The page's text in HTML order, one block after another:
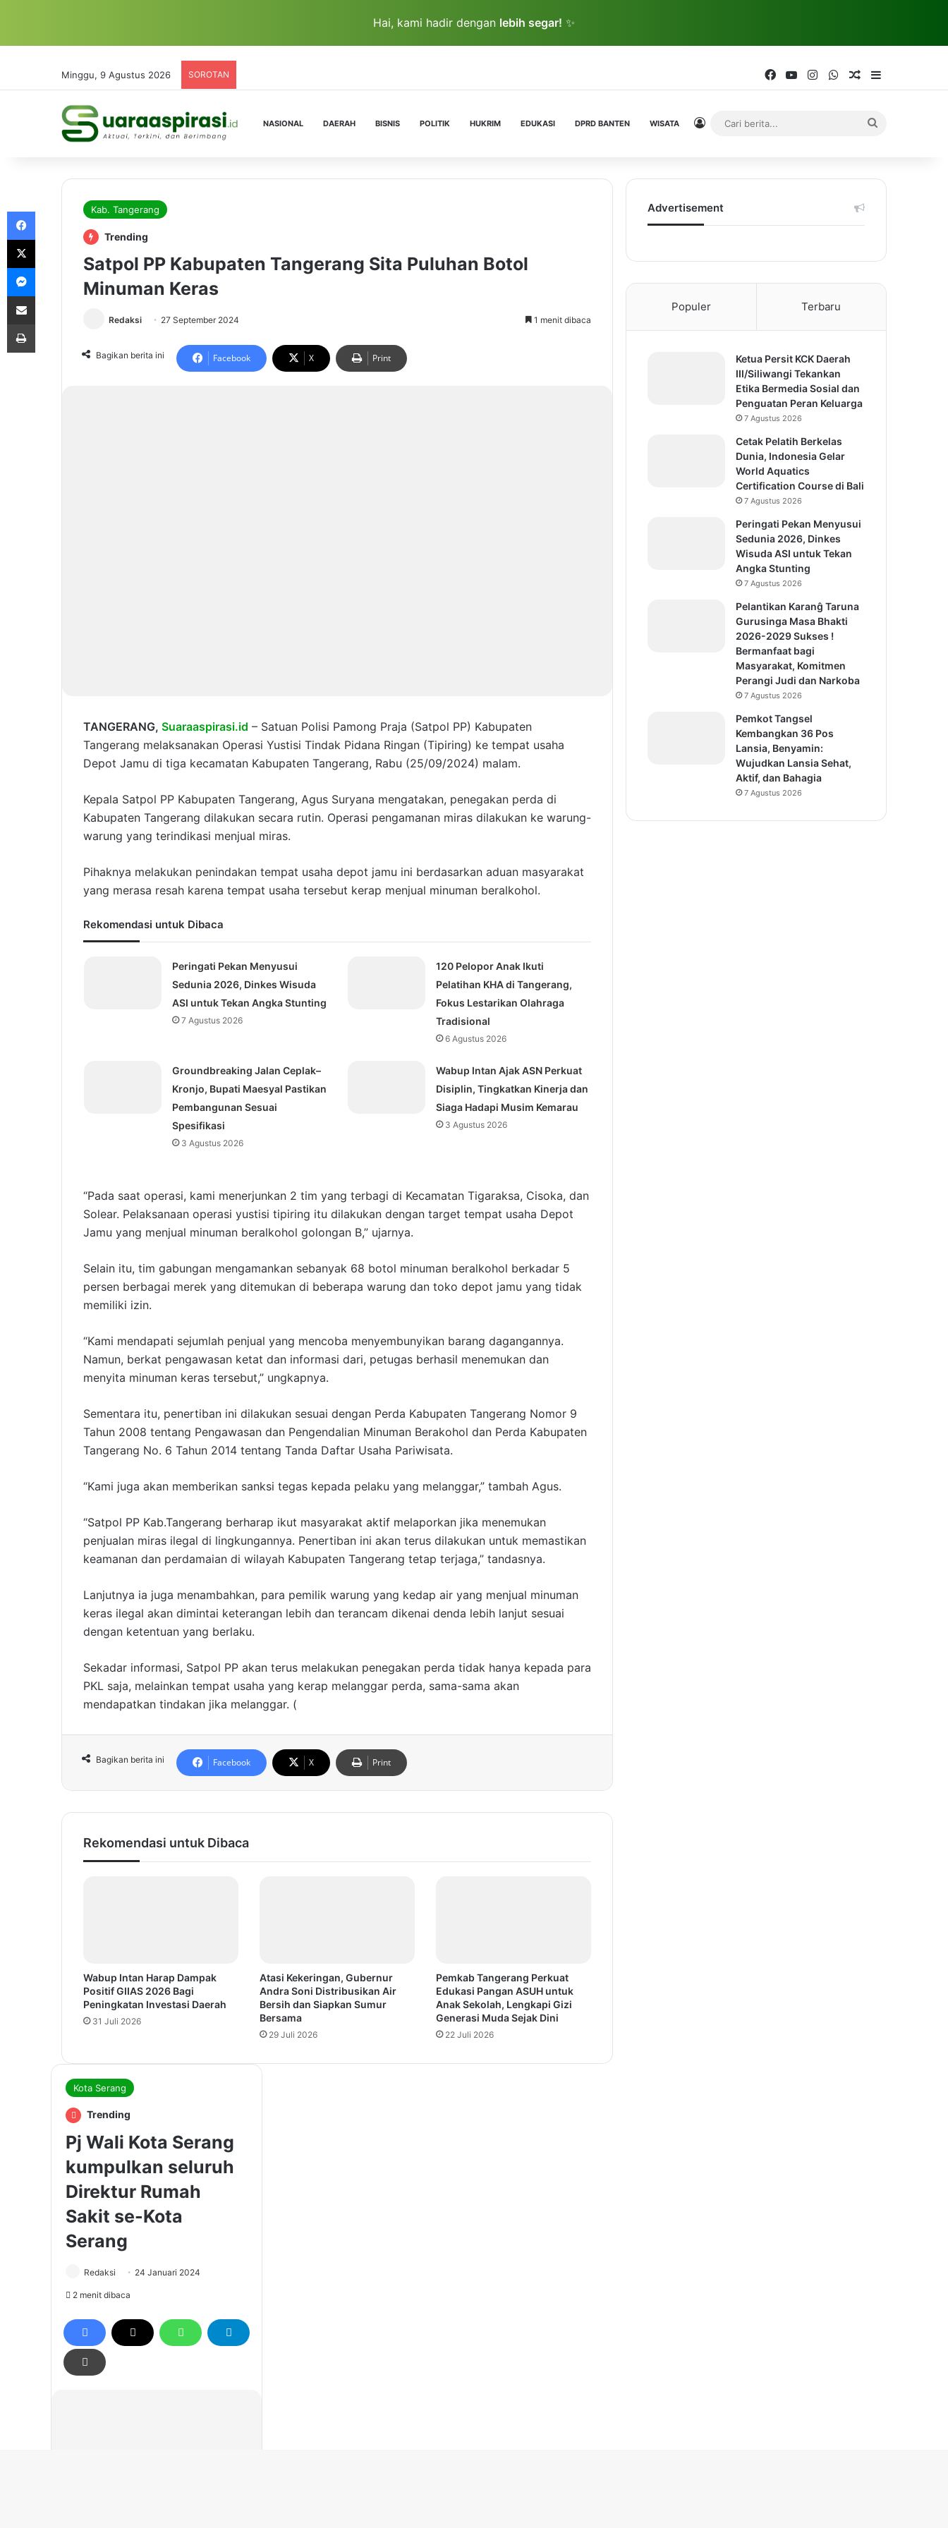
Hai, kami hadir dengan lebih segar! ✨
Minggu, 9 Agustus 2026 SOROTAN FacebookYouTubeInstagramWhatsAppRandom Article
NASIONAL DAERAH BISNIS POLITIK HUKRIM EDUKASI DPRD BANTEN WISATA Log In
Kab. Tangerang
Trending
Satpol PP Kabupaten Tangerang Sita Puluhan Botol
Minuman Keras
Redaksi 27 September 2024 1 menit dibaca
Bagikan berita ini Facebook X Print
TANGERANG, Suaraaspirasi.id – Satuan Polisi Pamong Praja (Satpol PP) Kabupaten
Tangerang melaksanakan Operasi Yustisi Tindak Pidana Ringan (Tipiring) ke tempat usaha
Depot Jamu di tiga kecamatan Kabupaten Tangerang, Rabu (25/09/2024) malam.
Kepala Satpol PP Kabupaten Tangerang, Agus Suryana mengatakan, penegakan perda di
Kabupaten Tangerang dilakukan secara rutin. Operasi pengamanan miras dilakukan ke warung-
warung yang terindikasi menjual miras.
Pihaknya melakukan penindakan tempat usaha depot jamu ini berdasarkan aduan masyarakat
yang merasa resah karena tempat usaha tersebut kerap menjual minuman beralkohol.
Rekomendasi untuk Dibaca
Peringati Pekan Menyusui
Sedunia 2026, Dinkes Wisuda
ASI untuk Tekan Angka Stunting
7 Agustus 2026
120 Pelopor Anak Ikuti
Pelatihan KHA di Tangerang,
Fokus Lestarikan Olahraga
Tradisional
6 Agustus 2026
Groundbreaking Jalan Ceplak–
Kronjo, Bupati Maesyal Pastikan
Pembangunan Sesuai
Spesifikasi
3 Agustus 2026
Wabup Intan Ajak ASN Perkuat
Disiplin, Tingkatkan Kinerja dan
Siaga Hadapi Musim Kemarau
3 Agustus 2026
“Pada saat operasi, kami menerjunkan 2 tim yang terbagi di Kecamatan Tigaraksa, Cisoka, dan
Solear. Pelaksanaan operasi yustisi tipiring itu dilakukan dengan target tempat usaha Depot
Jamu yang menjual minuman beralkohol golongan B,” ujarnya.
Selain itu, tim gabungan mengamankan sebanyak 68 botol minuman beralkohol berkadar 5
persen berbagai merek yang ditemukan di beberapa warung dan toko depot jamu yang tidak
memiliki izin.
“Kami mendapati sejumlah penjual yang mencoba menyembunyikan barang dagangannya.
Namun, berkat pengawasan ketat dan informasi dari, petugas berhasil menemukan dan
menyita minuman keras tersebut,” ungkapnya.
Sementara itu, penertiban ini dilakukan sesuai dengan Perda Kabupaten Tangerang Nomor 9
Tahun 2008 tentang Pengawasan dan Pengendalian Minuman Berakohol dan Perda Kabupaten
Tangerang No. 6 Tahun 2014 tentang Tanda Daftar Usaha Pariwisata.
“Kami juga akan memberikan sanksi tegas kepada pelaku yang melanggar,” tambah Agus.
“Satpol PP Kab.Tangerang berharap ikut masyarakat aktif melaporkan jika menemukan
penjualan miras ilegal di lingkungannya. Penertiban ini akan terus dilakukan untuk memastikan
keamanan dan perdamaian di wilayah Kabupaten Tangerang tetap terjaga,” tandasnya.
Lanjutnya ia juga menambahkan, para pemilik warung yang kedap air yang menjual minuman
keras ilegal akan dimintai keterangan lebih dan terancam dikenai denda lebih lanjut sesuai
dengan ketentuan yang berlaku.
Sekadar informasi, Satpol PP akan terus melakukan penegakan perda tidak hanya kepada para
PKL saja, melainkan tempat usaha yang kerap melanggar perda, sama-sama akan
mendapatkan tindakan jika melanggar. (
Bagikan berita ini Facebook X Print
Rekomendasi untuk Dibaca
Wabup Intan Harap Dampak
Positif GIIAS 2026 Bagi
Peningkatan Investasi Daerah
31 Juli 2026
Atasi Kekeringan, Gubernur
Andra Soni Distribusikan Air
Bersih dan Siapkan Sumur
Bersama
29 Juli 2026
Pemkab Tangerang Perkuat
Edukasi Pangan ASUH untuk
Anak Sekolah, Lengkapi Gizi
Generasi Muda Sejak Dini
22 Juli 2026
Advertisement
Populer Terbaru
Ketua Persit KCK Daerah
III/Siliwangi Tekankan
Etika Bermedia Sosial dan
Penguatan Peran Keluarga
7 Agustus 2026
Cetak Pelatih Berkelas
Dunia, Indonesia Gelar
World Aquatics
Certification Course di Bali
7 Agustus 2026
Peringati Pekan Menyusui
Sedunia 2026, Dinkes
Wisuda ASI untuk Tekan
Angka Stunting
7 Agustus 2026
Pelantikan Karanĝ Taruna
Gurusinga Masa Bhakti
2026-2029 Sukses !
Bermanfaat bagi
Masyarakat, Komitmen
Perangi Judi dan Narkoba
7 Agustus 2026
Pemkot Tangsel
Kembangkan 36 Pos
Lansia, Benyamin:
Wujudkan Lansia Sehat,
Aktif, dan Bahagia
7 Agustus 2026
Messenger